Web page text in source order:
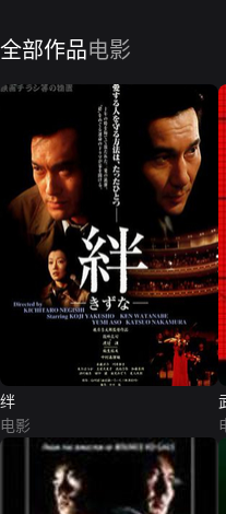
全部作品电影
绊
电影